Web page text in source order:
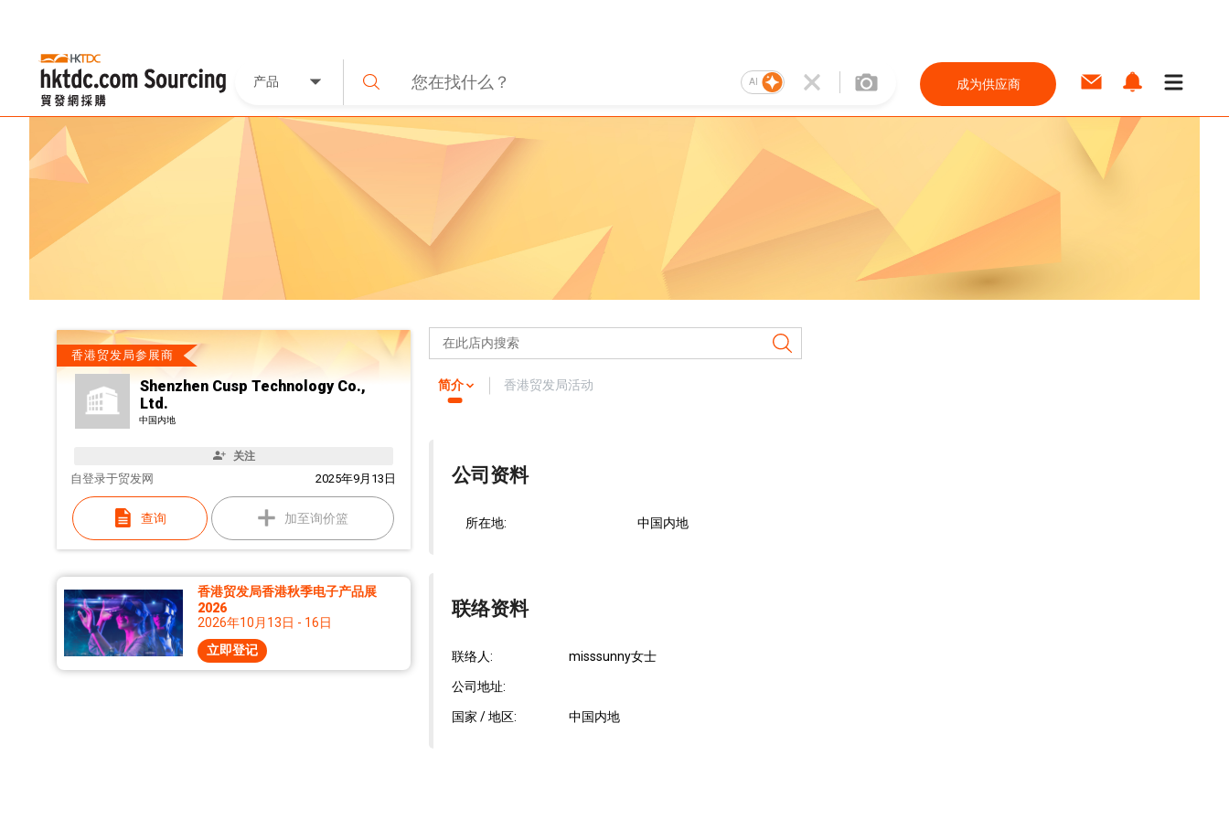
产品 AI 成为供应商
香港贸发局参展商
Shenzhen Cusp Technology Co.,
Ltd.
中国内地
关注
自 2025年9月13日
登录于贸发网
查询 加至询价篮
香港贸发局香港秋季电子产品展
2026
2026年10月13日 - 16日
立即登记
简介 香港贸发局活动
公司资料
所在地: 中国内地
联络资料
联络人: misssunny女士
公司地址:
国家 / 地区: 中国内地